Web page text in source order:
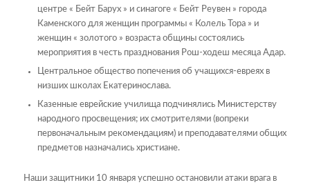
центре « Бейт Барух » и синагоге « Бейт Реувен » города
Каменского для женщин программы « Колель Тора » и
женщин « золотого » возраста общины состоялись
мероприятия в честь празднования Рош-ходеш месяца Адар.
Центральное общество попечения об учащихся-евреях в
низших школах Екатеринослава.
Казенные еврейские училища подчинялись Министерству
народного просвещения; их смотрителями (вопреки
первоначальным рекомендациям) и преподавателями общих
предметов назначались христиане.
Наши защитники 10 января успешно остановили атаки врага в